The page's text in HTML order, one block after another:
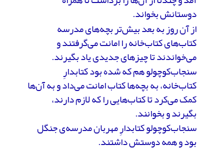
دوستانش بخواند.
از آن روز به بعد بیش‌تر بچه‌های مدرسه
کتاب‌های کتاب‌خانه را امانت می‌گرفتند و
می‌خواندند تا چیزهای جدیدی یاد بگیرند.
سنجاب‌کوچولو هم که شده بود کتابدارِ
کتاب‌خانه، به بچه‌ها کتاب امانت می‌داد و به آن‌ها
کمک می‌کرد تا کتاب‌هایی را که لازم دارند،
بگیرند و بخوانند.
سنجاب‌کوچولو کتابدارِ مهربان مدرسه‌ی جنگل
بود و همه دوستش داشتند.